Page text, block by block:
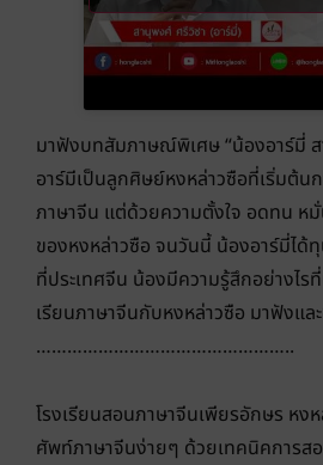
มาฟังบทสัมภาษณ์พิเศษ “น้องอาร์มี่
อาร์มีเป็นลูกศิษย์หงหล่าวซือที่เริ่มต้น
ภาษาจีน แต่ด้วยความตั้งใจ อดทน ห
ของหงหล่าวซือ จนวันนี้ น้องอาร์มี่ไ
ที่ประเทศจีน น้องมีความรู้สึกอย่างไร
เรียนภาษาจีนกับหงหล่าวซือ มาฟังแล
…………………………………………..
โรงเรียนสอนภาษาจีนเพียรอักษร หง
ศัพท์ภาษาจีนง่ายๆ ด้วยเทคนิคการส